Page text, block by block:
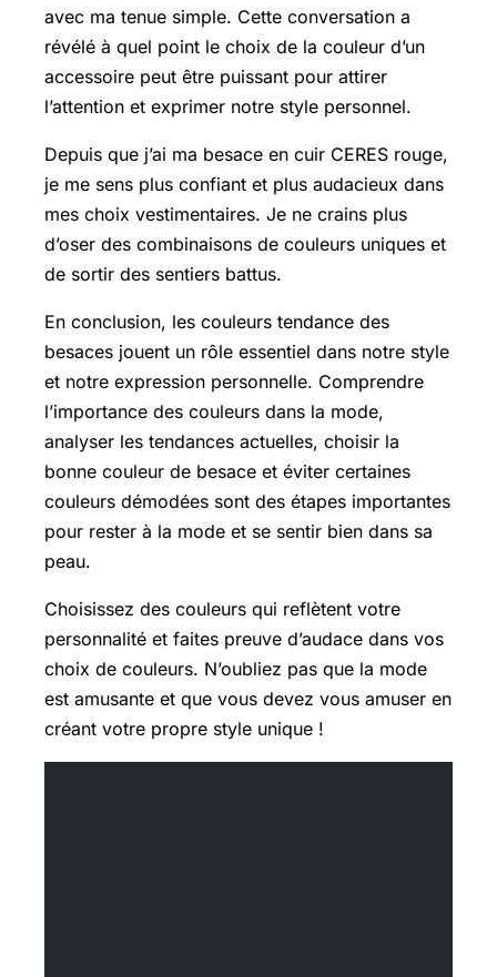
avec ma tenue simple. Cette conversation a
révélé à quel point le choix de la couleur d’un
accessoire peut être puissant pour attirer
l’attention et exprimer notre style personnel.
Depuis que j’ai ma besace en cuir CERES rouge,
je me sens plus confiant et plus audacieux dans
mes choix vestimentaires. Je ne crains plus
d’oser des combinaisons de couleurs uniques et
de sortir des sentiers battus.
En conclusion, les couleurs tendance des
besaces jouent un rôle essentiel dans notre style
et notre expression personnelle. Comprendre
l’importance des couleurs dans la mode,
analyser les tendances actuelles, choisir la
bonne couleur de besace et éviter certaines
couleurs démodées sont des étapes importantes
pour rester à la mode et se sentir bien dans sa
peau.
Choisissez des couleurs qui reflètent votre
personnalité et faites preuve d’audace dans vos
choix de couleurs. N’oubliez pas que la mode
est amusante et que vous devez vous amuser en
créant votre propre style unique !